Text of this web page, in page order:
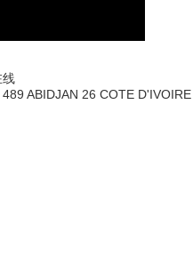
线
ABIDJAN 26 COTE D'IVOIRE